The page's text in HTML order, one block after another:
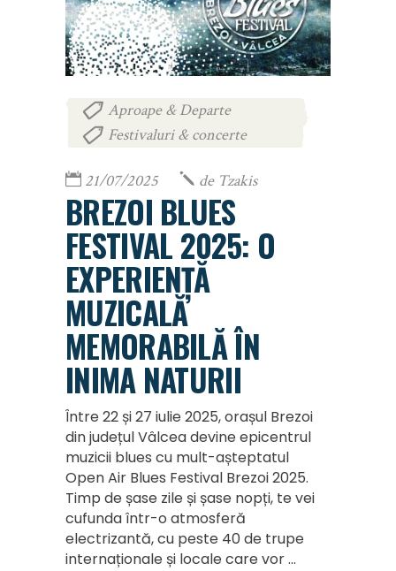
Aproape & Departe
Festivaluri & concerte
21/07/2025 de Tzakis
BREZOI BLUES
FESTIVAL 2025: O
EXPERIENȚĂ
MUZICALĂ
MEMORABILĂ ÎN
INIMA NATURII
Între 22 și 27 iulie 2025, orașul Brezoi
din județul Vâlcea devine epicentrul
muzicii blues cu mult-așteptatul
Open Air Blues Festival Brezoi 2025.
Timp de șase zile și șase nopți, te vei
cufunda într-o atmosferă
electrizantă, cu peste 40 de trupe
internaționale și locale care vor